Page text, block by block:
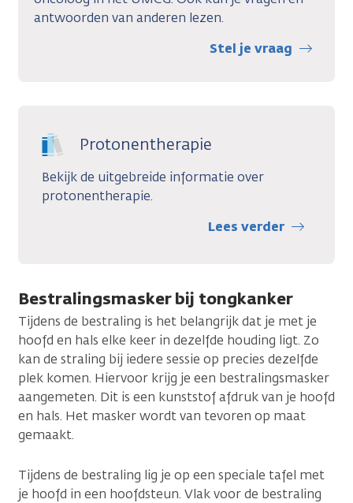
antwoorden van anderen lezen.
Stel je vraag
Protonentherapie
Bekijk de uitgebreide informatie over
protonentherapie.
Lees verder
Bestralingsmasker bij tongkanker
Tijdens de bestraling is het belangrijk dat je met je
hoofd en hals elke keer in dezelfde houding ligt. Zo
kan de straling bij iedere sessie op precies dezelfde
plek komen. Hiervoor krijg je een bestralingsmasker
aangemeten. Dit is een kunststof afdruk van je hoofd
en hals. Het masker wordt van tevoren op maat
gemaakt.
Tijdens de bestraling lig je op een speciale tafel met
je hoofd in een hoofdsteun. Vlak voor de bestraling